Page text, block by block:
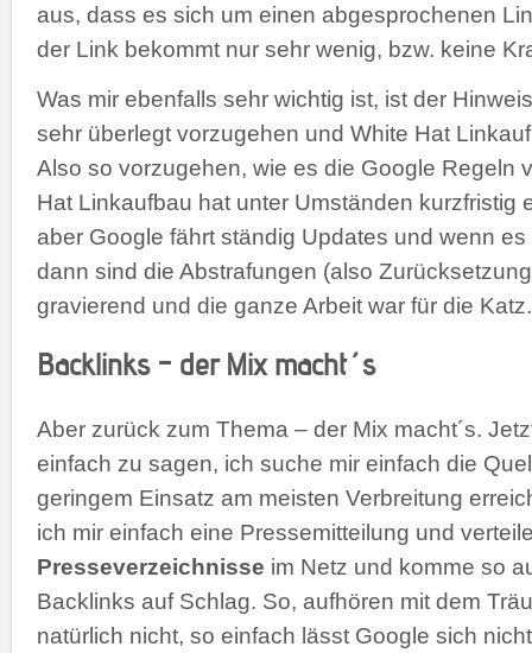
aus, dass es sich um einen abgesprochenen
der Link bekommt nur sehr wenig, bzw. keine
Was mir ebenfalls sehr wichtig ist, ist der
sehr überlegt vorzugehen und White Hat
Also so vorzugehen, wie es die Google Regeln
Hat Linkaufbau hat unter Umständen kurzfristig
aber Google fährt ständig Updates und wenn
dann sind die Abstrafungen (also
gravierend und die ganze Arbeit war für die Katz.
Backlinks – der Mix macht´s
Aber zurück zum Thema – der Mix macht´s.
einfach zu sagen, ich suche mir einfach die
geringem Einsatz am meisten Verbreitung
ich mir einfach eine Pressemitteilung und
Presseverzeichnisse im Netz und komme so
Backlinks auf Schlag. So, aufhören mit dem
natürlich nicht, so einfach lässt Google sich